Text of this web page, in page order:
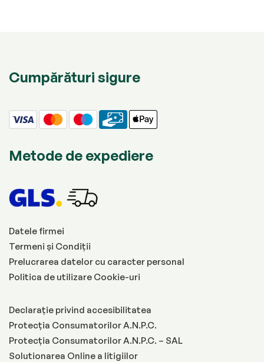
Cumpărături sigure
Metode de expediere
Datele firmei
Termeni și Condiții
Prelucrarea datelor cu caracter personal
Politica de utilizare Cookie-uri
Declarație privind accesibilitatea
Protecția Consumatorilor A.N.P.C.
Protecția Consumatorilor A.N.P.C. – SAL
Solutionarea Online a litigiilor